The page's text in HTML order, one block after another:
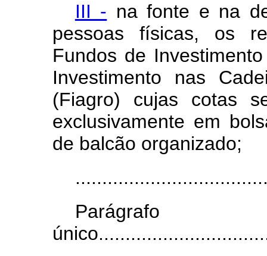
III - na fonte e na
pessoas físicas, os
Fundos de
Investimento nas
(Fiagro) cujas cotas
exclusivamente em
de balcão organizado;
Parágrafo